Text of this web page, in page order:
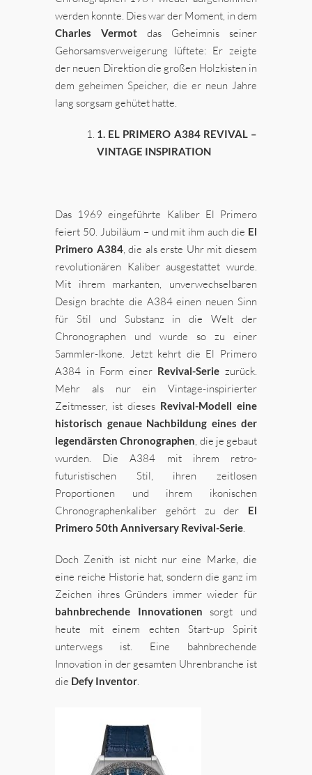
werden konnte. Dies war der Moment, in dem
Charles Vermot das Geheimnis seiner
Gehorsamsverweigerung lüftete: Er zeigte
der neuen Direktion die großen Holzkisten in
dem geheimen Speicher, die er neun Jahre
lang sorgsam gehütet hatte.
1. EL PRIMERO A384 REVIVAL –
VINTAGE INSPIRATION
Das 1969 eingeführte Kaliber El Primero
feiert 50. Jubiläum – und mit ihm auch die El
Primero A384, die als erste Uhr mit diesem
revolutionären Kaliber ausgestattet wurde.
Mit ihrem markanten, unverwechselbaren
Design brachte die A384 einen neuen Sinn
für Stil und Substanz in die Welt der
Chronographen und wurde so zu einer
Sammler-Ikone. Jetzt kehrt die El Primero
A384 in Form einer Revival-Serie zurück.
Mehr als nur ein Vintage-inspirierter
Zeitmesser, ist dieses Revival-Modell eine
historisch genaue Nachbildung eines der
legendärsten Chronographen, die je gebaut
wurden. Die A384 mit ihrem retro-
futuristischen Stil, ihren zeitlosen
Proportionen und ihrem ikonischen
Chronographenkaliber gehört zu der El
Primero 50th Anniversary Revival-Serie.
Doch Zenith ist nicht nur eine Marke, die
eine reiche Historie hat, sondern die ganz im
Zeichen ihres Gründers immer wieder für
bahnbrechende Innovationen sorgt und
heute mit einem echten Start-up Spirit
unterwegs ist. Eine bahnbrechende
Innovation in der gesamten Uhrenbranche ist
die Defy Inventor.